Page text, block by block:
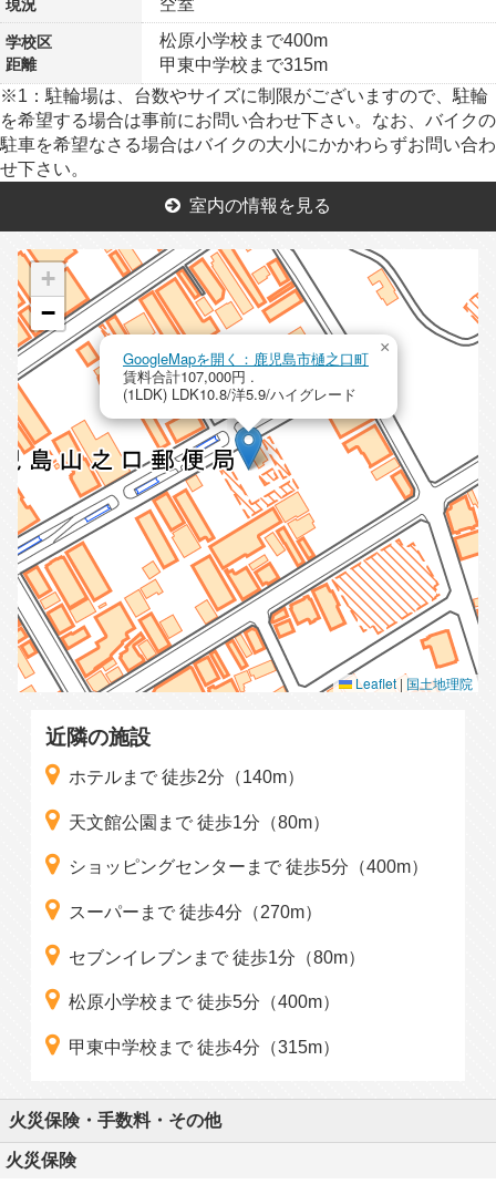
現況 空室
学校区
距離
松原小学校まで400m
甲東中学校まで315m
※1：駐輪場は、台数やサイズに制限がございますので、駐輪
を希望する場合は事前にお問い合わせ下さい。なお、バイクの
駐車を希望なさる場合はバイクの大小にかかわらずお問い合わ
せ下さい。
室内の情報を見る
GoogleMapを開く：鹿児島市樋之口町
賃料合計107,000円 .
(1LDK) LDK10.8/洋5.9/ハイグレード
×
+
−
Leaflet| 国土地理院
近隣の施設
ホテルまで 徒歩2分（140m）
天文館公園まで 徒歩1分（80m）
ショッピングセンターまで 徒歩5分（400m）
スーパーまで 徒歩4分（270m）
セブンイレブンまで 徒歩1分（80m）
松原小学校まで 徒歩5分（400m）
甲東中学校まで 徒歩4分（315m）
火災保険・手数料・その他
火災保険